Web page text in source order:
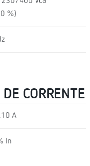
%)
CORRENTE
A
In